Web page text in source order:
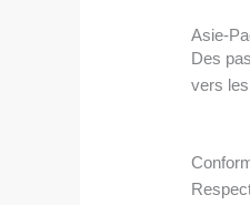
Asie-
Des
vers